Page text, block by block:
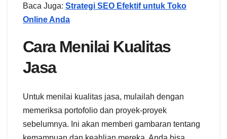
Baca Juga: Strategi SEO Efektif untuk Toko
Online Anda
Cara Menilai Kualitas
Jasa
Untuk menilai kualitas jasa, mulailah dengan
memeriksa portofolio dan proyek-proyek
sebelumnya. Ini akan memberi gambaran tentang